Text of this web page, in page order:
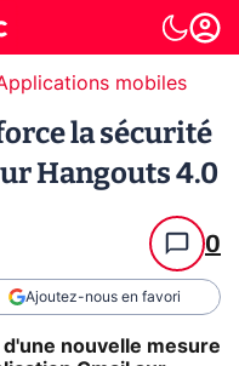
mobiles
la sécurité
Hangouts 4.0
0
Ajoutez-nous en favori
nouvelle mesure